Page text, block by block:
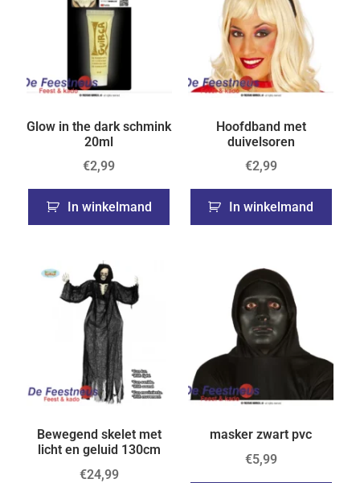
Glow in the dark schmink
20ml
€2,99
In winkelmand
Hoofdband met
duivelsoren
€2,99
In winkelmand
Bewegend skelet met
licht en geluid 130cm
€24,99
masker zwart pvc
€5,99